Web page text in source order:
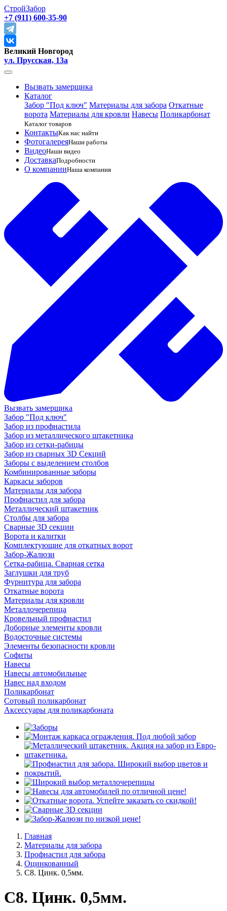
СтройЗабор
+7 (911) 600-35-90
Великий Новгород
ул. Прусская, 13а
Вызвать замерщика
Каталог
Забор "Под ключ" Материалы для забора Откатные
ворота Материалы для кровли Навесы Поликарбонат
Каталог товаров
КонтактыКак нас найти
ФотогалереяНаши работы
ВидеоНаши видео
ДоставкаПодробности
О компанииНаша компания
Вызвать замерщика
Забор "Под ключ"
Забор из профнастила
Забор из металлического штакетника
Забор из сетки-рабицы
Забор из сварных 3D Секций
Заборы с выделением столбов
Комбинированные заборы
Каркасы заборов
Материалы для забора
Профнастил для забора
Металлический штакетник
Столбы для забора
Сварные 3D секции
Ворота и калитки
Комплектующие для откатных ворот
Забор-Жалюзи
Сетка-рабица. Сварная сетка
Заглушки для труб
Фурнитура для забора
Откатные ворота
Материалы для кровли
Металлочерепица
Кровельный профнастил
Доборные элементы кровли
Водосточные системы
Элементы безопасности кровли
Софиты
Навесы
Навесы автомобильные
Навес над входом
Поликарбонат
Сотовый поликарбонат
Аксессуары для поликарбоната
Главная
Материалы для забора
Профнастил для забора
Оцинкованный
С8. Цинк. 0,5мм.
С8. Цинк. 0,5мм.